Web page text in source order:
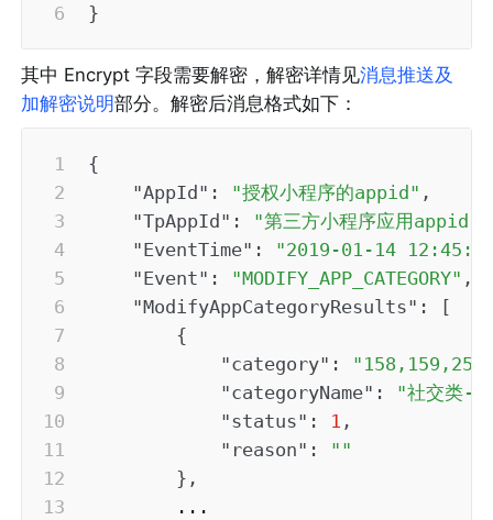
}
其中 Encrypt 字段需要解密，解密详情见消息推送及
加解密说明部分。解密后消息格式如下：
{
"AppId" : "授权小程序的appid" ,
"TpAppId" : "第三方小程序应用appid"
"EventTime" :
"2019-01-14
"Event" : "MODIFY_APP_CATEGORY" ,
"ModifyAppCategoryResults" :
[
{
"category" :
"categoryName" :
"社交类-
"status" : 1 ,
"reason" :
""
} ,
        ...